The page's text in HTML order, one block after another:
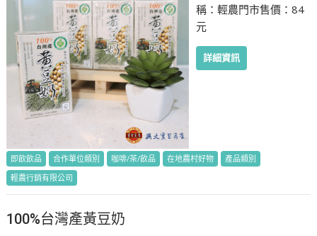
稱：輕農門市售價：84
元
詳細資訊
即飲飲品 合作單位類別 咖啡/茶/飲品 在地農村好物
產品類別
輕農行銷有限公司
100%台灣產黃豆奶